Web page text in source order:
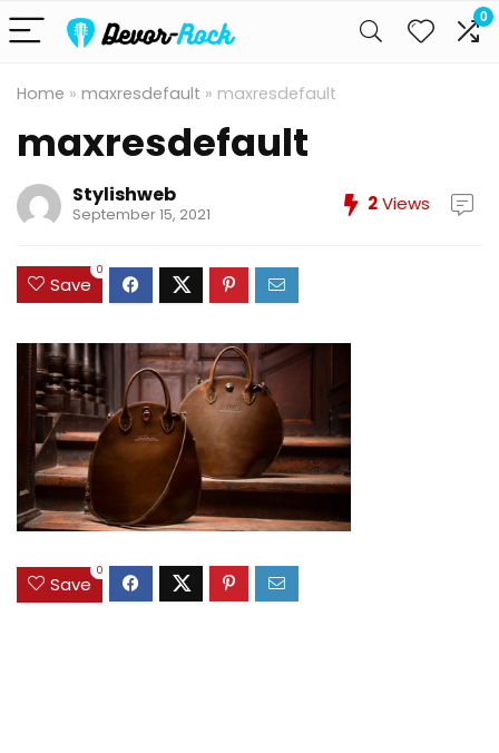
0
Home » maxresdefault » maxresdefault
maxresdefault
Stylishweb
September 15, 2021 2Views
Save
0
Save
0